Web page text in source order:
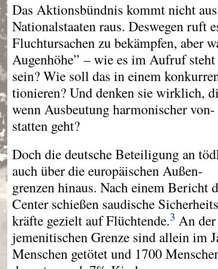
Das Aktionsbündnis kommt nicht
Nationalstaaten raus. Deswegen ruft
Fluchtursachen zu bekämpfen, aber
Augenhöhe” – wie es im Aufruf
sein? Wie soll das in einem
tionieren? Und denken sie wirklich,
wenn Ausbeutung harmonischer von-
statten geht?
Doch die deutsche Beteiligung an
auch über die europäischen Außen-
grenzen hinaus. Nach einem
Center schießen saudische
kräfte gezielt auf Flüchtende.3 An
jemenitischen Grenze sind allein im
Menschen getötet und 1700